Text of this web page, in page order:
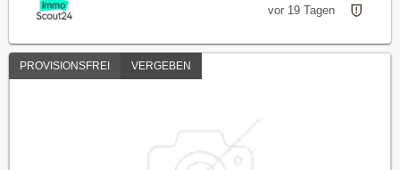
vor 19 Tagen
PROVISIONSFREI VERGEBEN